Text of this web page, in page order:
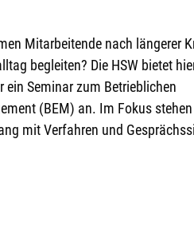
Mitarbeitende nach längerer
begleiten? Die HSW bietet
ein Seminar zum Betrieblichen
(BEM) an. Im Fokus
mit Verfahren und